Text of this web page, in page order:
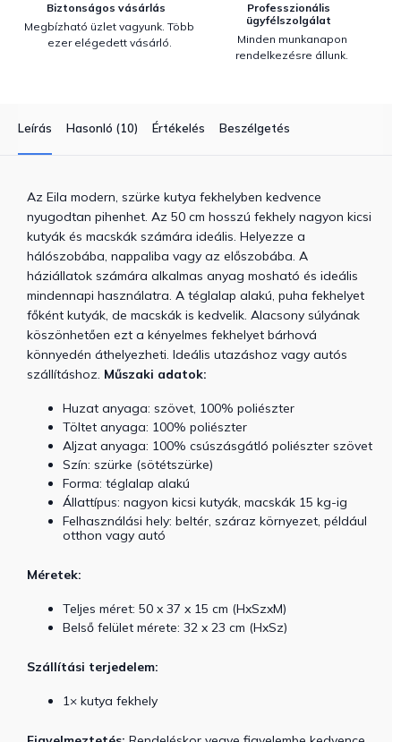
Biztonságos vásárlás
Megbízható üzlet vagyunk. Több
ezer elégedett vásárló.
Professzionális
ügyfélszolgálat
Minden munkanapon
rendelkezésre állunk.
Leírás Hasonló (10) Értékelés Beszélgetés
Az Eila modern, szürke kutya fekhelyben kedvence
nyugodtan pihenhet. Az 50 cm hosszú fekhely nagyon kicsi
kutyák és macskák számára ideális. Helyezze a
hálószobába, nappaliba vagy az előszobába. A
háziállatok számára alkalmas anyag mosható és ideális
mindennapi használatra. A téglalap alakú, puha fekhelyet
főként kutyák, de macskák is kedvelik. Alacsony súlyának
köszönhetően ezt a kényelmes fekhelyet bárhová
könnyedén áthelyezheti. Ideális utazáshoz vagy autós
szállításhoz. Műszaki adatok:
Huzat anyaga: szövet, 100% poliészter
Töltet anyaga: 100% poliészter
Aljzat anyaga: 100% csúszásgátló poliészter szövet
Szín: szürke (sötétszürke)
Forma: téglalap alakú
Állattípus: nagyon kicsi kutyák, macskák 15 kg-ig
Felhasználási hely: beltér, száraz környezet, például
otthon vagy autó
Méretek:
Teljes méret: 50 x 37 x 15 cm (HxSzxM)
Belső felület mérete: 32 x 23 cm (HxSz)
Szállítási terjedelem:
1× kutya fekhely